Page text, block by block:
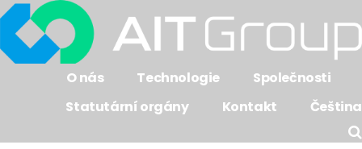
O nás Technologie
Společnosti
Statutární orgány
Kontakt Čeština